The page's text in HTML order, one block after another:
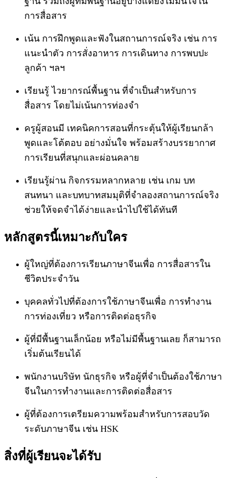
การสื่อสาร
เน้น การฝึกพูดและฟังในสถานการณ์จริง เช่น การ
แนะนำตัว การสั่งอาหาร การเดินทาง การพบปะ
ลูกค้า ฯลฯ
เรียนรู้ ไวยากรณ์พื้นฐาน ที่จำเป็นสำหรับการ
สื่อสาร โดยไม่เน้นการท่องจำ
ครูผู้สอนมี เทคนิคการสอนที่กระตุ้นให้ผู้เรียนกล้า
พูดและโต้ตอบ อย่างมั่นใจ พร้อมสร้างบรรยากาศ
การเรียนที่สนุกและผ่อนคลาย
เรียนรู้ผ่าน กิจกรรมหลากหลาย เช่น เกม บท
สนทนา และบทบาทสมมุติที่จำลองสถานการณ์จริง
ช่วยให้จดจำได้ง่ายและนำไปใช้ได้ทันที
หลักสูตรนี้เหมาะกับใคร
ผู้ใหญ่ที่ต้องการเรียนภาษาจีนเพื่อ การสื่อสารใน
ชีวิตประจำวัน
บุคคลทั่วไปที่ต้องการใช้ภาษาจีนเพื่อ การทำงาน
การท่องเที่ยว หรือการติดต่อธุรกิจ
ผู้ที่มีพื้นฐานเล็กน้อย หรือไม่มีพื้นฐานเลย ก็สามารถ
เริ่มต้นเรียนได้
พนักงานบริษัท นักธุรกิจ หรือผู้ที่จำเป็นต้องใช้ภาษา
จีนในการทำงานและการติดต่อสื่อสาร
ผู้ที่ต้องการเตรียมความพร้อมสำหรับการสอบวัด
ระดับภาษาจีน เช่น HSK
สิ่งที่ผู้เรียนจะได้รับ